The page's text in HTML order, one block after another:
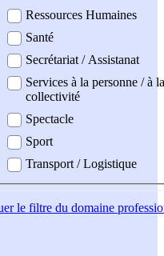
Ressources Humaines
Santé
Secrétariat / Assistanat
Services à la personne / à la
collectivité
Spectacle
Sport
Transport / Logistique
le filtre du domaine